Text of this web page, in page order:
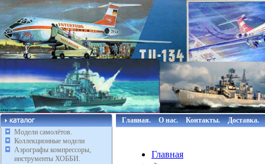
Модели самолётов.
Коллекционные модели
Аэрографы компрессоры,
инструменты ХОББИ.
Главная. О нас. Контакты. Доставка.
Главная